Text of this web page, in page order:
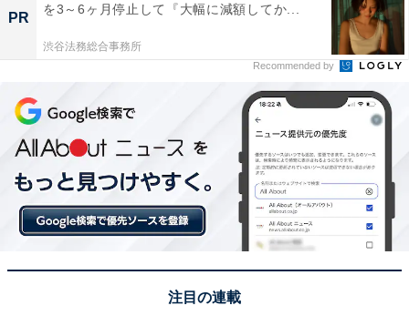
PR
を3～6ヶ月停止して『大幅に減額してか...
渋谷法務総合事務所
Recommended by
注目の連載